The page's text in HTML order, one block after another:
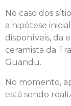
No caso dos
a hipótese
disponíveis, da
ceramista da
Guandu.
No momento,
está sendo